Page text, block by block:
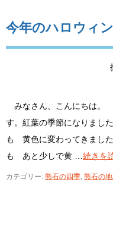
今年のハロウィ
みなさん、こんにちは。
す。紅葉の季節になりまし
も 黄色に変わってきまし
も あと少しで黄 … 続きを
カテゴリー: 熊石の四季, 熊石の